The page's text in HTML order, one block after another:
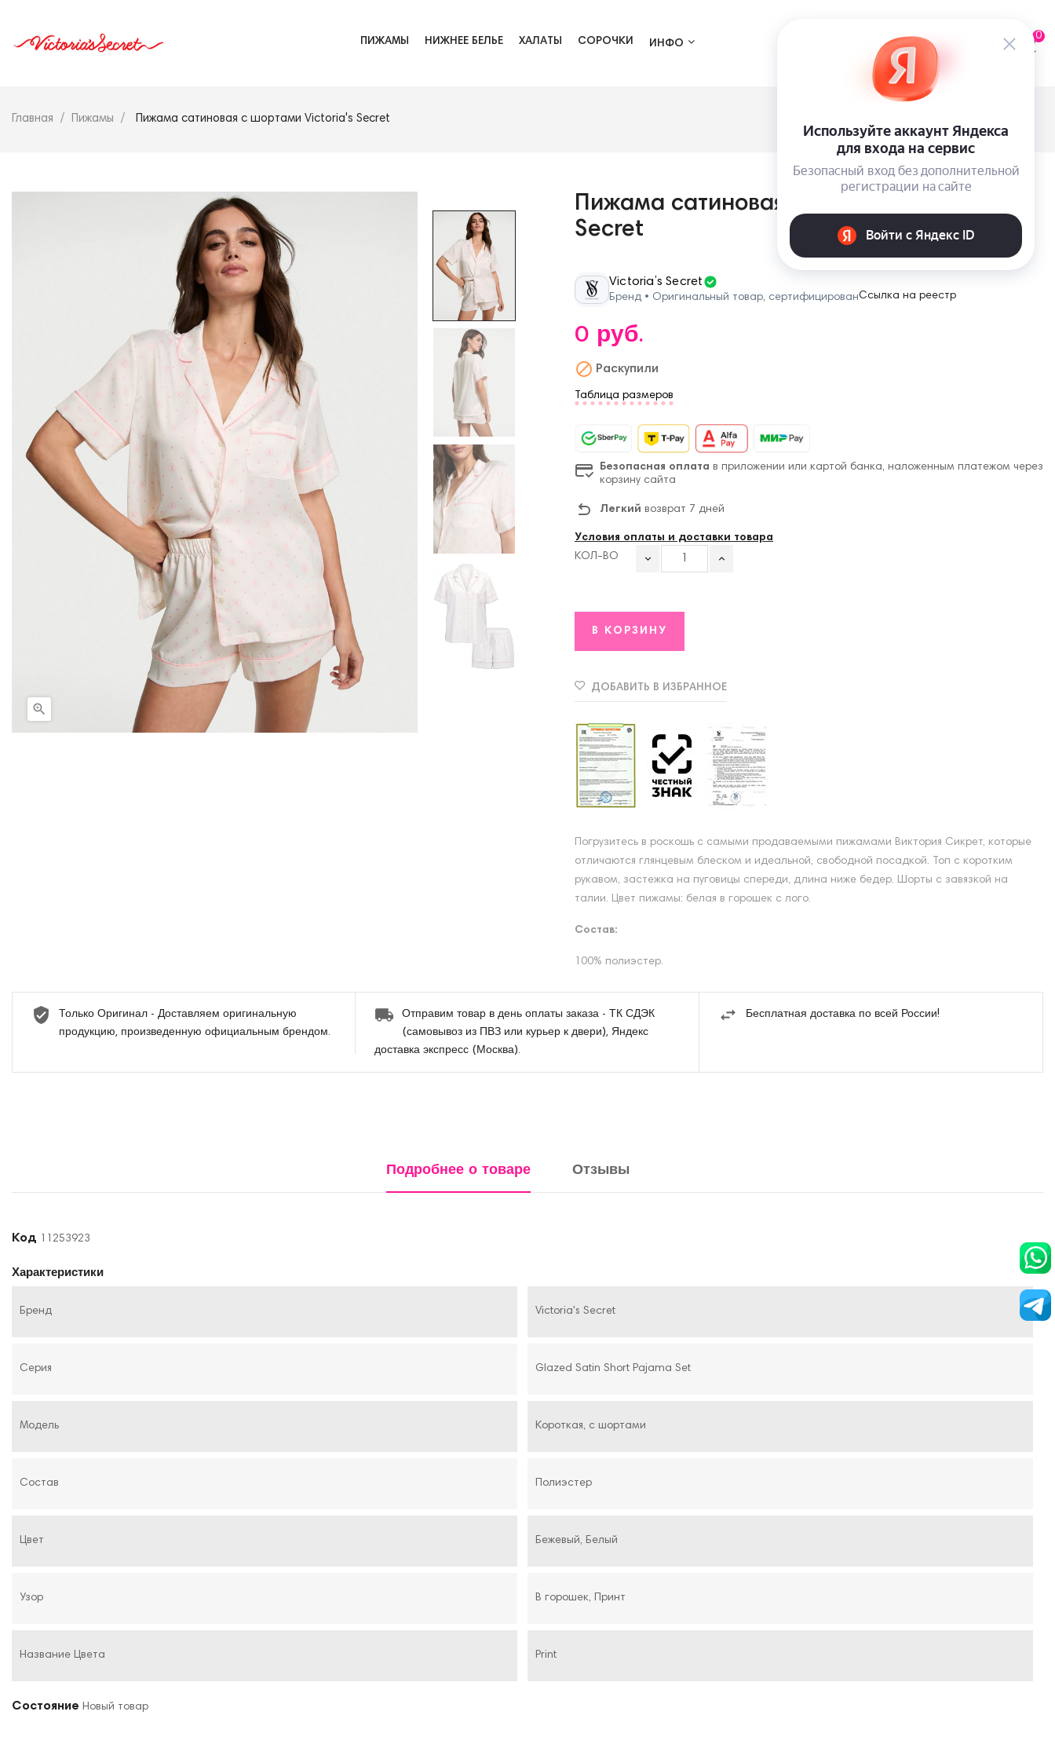
ПИЖАМЫ НИЖНЕЕ БЕЛЬЕ ХАЛАТЫ СОРОЧКИ ИНФО
0
Главная Пижамы Пижама сатиновая с шортами Victoria's Secret

Пижама сатиновая с шортами Victoria's
Secret
Victoria’s Secret
Бренд • Оригинальный товар, сертифицированСсылка на реестр
0 руб.
 Раскупили
Таблица размеров
Безопасная оплата в приложении или картой банка, наложенным платежом через
корзину сайта
Легкий возврат 7 дней
Условия оплаты и доставки товара
КОЛ-ВО
В КОРЗИНУ
ДОБАВИТЬ В ИЗБРАННОЕ
Погрузитесь в роскошь с самыми продаваемыми пижамами Виктория Сикрет, которые
отличаются глянцевым блеском и идеальной, свободной посадкой. Топ с коротким
рукавом, застежка на пуговицы спереди, длина ниже бедер. Шорты с завязкой на
талии. Цвет пижамы: белая в горошек с лого.
Состав:
100% полиэстер.
Только Оригинал - Доставляем оригинальную
продукцию, произведенную официальным брендом.
Отправим товар в день оплаты заказа - ТК СДЭК
(самовывоз из ПВЗ или курьер к двери), Яндекс
доставка экспресс (Москва).
Бесплатная доставка по всей России!
Подробнее о товаре Отзывы
Код 11253923
Характеристики
Бренд Victoria's Secret
Серия Glazed Satin Short Pajama Set
Модель Короткая, с шортами
Состав Полиэстер
Цвет Бежевый, Белый
Узор В горошек, Принт
Название Цвета Print
Состояние Новый товар